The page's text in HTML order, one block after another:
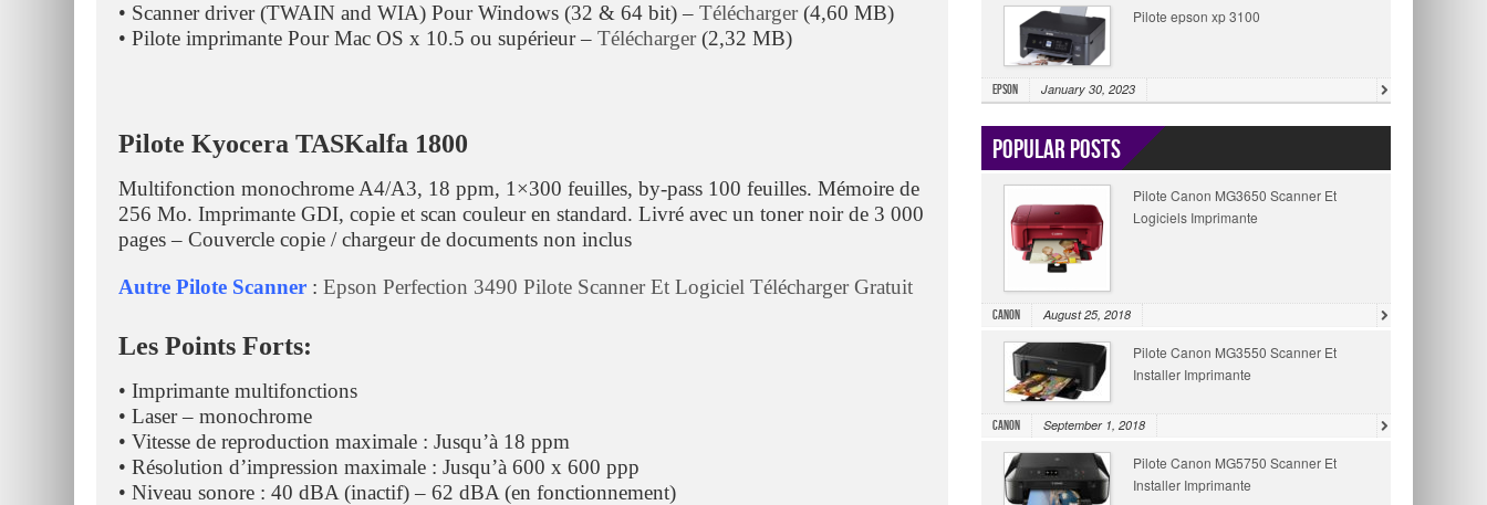
• Scanner driver (TWAIN and WIA) Pour Windows (32 & 64 bit) – Télécharger(4,60 MB)
• Pilote imprimante Pour Mac OS x 10.5 ou supérieur – Télécharger(2,32 MB)
Pilote Kyocera TASKalfa 1800
Multifonction monochrome A4/A3, 18 ppm, 1×300 feuilles, by-pass 100 feuilles. Mémoire de
256 Mo. Imprimante GDI, copie et scan couleur en standard. Livré avec un toner noir de 3 000
pages – Couvercle copie / chargeur de documents non inclus
Autre Pilote Scanner : Epson Perfection 3490 Pilote Scanner Et Logiciel Télécharger Gratuit
Les Points Forts:
• Imprimante multifonctions
• Laser – monochrome
• Vitesse de reproduction maximale : Jusqu’à 18 ppm
• Résolution d’impression maximale : Jusqu’à 600 x 600 ppp
• Niveau sonore : 40 dBA (inactif) – 62 dBA (en fonctionnement)
Pilote epson xp 3100
Epson January 30, 2023
Popular Posts
Pilote Canon MG3650 Scanner Et
Logiciels Imprimante
Canon August 25, 2018
Pilote Canon MG3550 Scanner Et
Installer Imprimante
Canon September 1, 2018
Pilote Canon MG5750 Scanner Et
Installer Imprimante